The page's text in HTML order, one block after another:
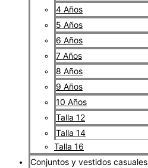
4 Años
5 Años
6 Años
7 Años
8 Años
9 Años
10 Años
Talla 12
Talla 14
Talla 16
Conjuntos y vestidos casuales